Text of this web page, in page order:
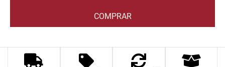
COMPRAR